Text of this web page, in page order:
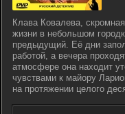
Клава Ковалева,
жизни в небольшом
предыдущий. Её дни
работой, а вечера
атмосфере она находит
чувствами к майору
на протяжении целого